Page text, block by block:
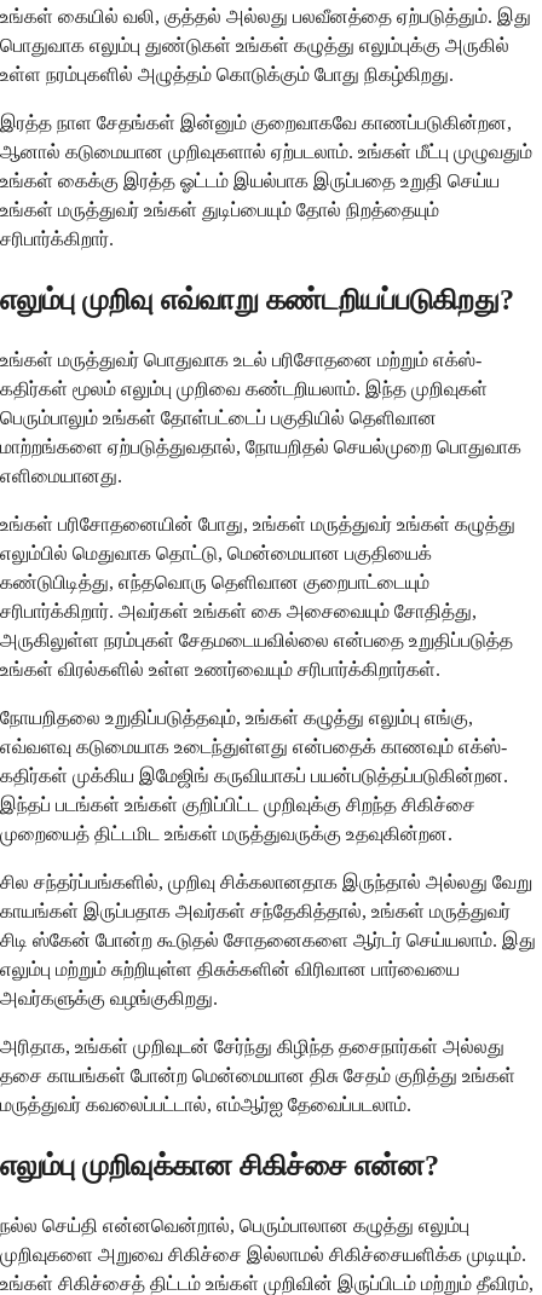
உங்கள் கையில் வலி, குத்தல் அல்லது பலவீனத்தை ஏற்படுத்தும். இது
பொதுவாக எலும்பு துண்டுகள் உங்கள் கழுத்து எலும்புக்கு அருகில்
உள்ள நரம்புகளில் அழுத்தம் கொடுக்கும் போது நிகழ்கிறது.
இரத்த நாள சேதங்கள் இன்னும் குறைவாகவே காணப்படுகின்றன,
ஆனால் கடுமையான முறிவுகளால் ஏற்படலாம். உங்கள் மீட்பு முழுவதும்
உங்கள் கைக்கு இரத்த ஓட்டம் இயல்பாக இருப்பதை உறுதி செய்ய
உங்கள் மருத்துவர் உங்கள் துடிப்பையும் தோல் நிறத்தையும்
சரிபார்க்கிறார்.
எலும்பு முறிவு எவ்வாறு கண்டறியப்படுகிறது?
உங்கள் மருத்துவர் பொதுவாக உடல் பரிசோதனை மற்றும் எக்ஸ்-
கதிர்கள் மூலம் எலும்பு முறிவை கண்டறியலாம். இந்த முறிவுகள்
பெரும்பாலும் உங்கள் தோள்பட்டைப் பகுதியில் தெளிவான
மாற்றங்களை ஏற்படுத்துவதால், நோயறிதல் செயல்முறை பொதுவாக
எளிமையானது.
உங்கள் பரிசோதனையின் போது, ​​உங்கள் மருத்துவர் உங்கள் கழுத்து
எலும்பில் மெதுவாக தொட்டு, மென்மையான பகுதியைக்
கண்டுபிடித்து, எந்தவொரு தெளிவான குறைபாட்டையும்
சரிபார்க்கிறார். அவர்கள் உங்கள் கை அசைவையும் சோதித்து,
அருகிலுள்ள நரம்புகள் சேதமடையவில்லை என்பதை உறுதிப்படுத்த
உங்கள் விரல்களில் உள்ள உணர்வையும் சரிபார்க்கிறார்கள்.
நோயறிதலை உறுதிப்படுத்தவும், உங்கள் கழுத்து எலும்பு எங்கு,
எவ்வளவு கடுமையாக உடைந்துள்ளது என்பதைக் காணவும் எக்ஸ்-
கதிர்கள் முக்கிய இமேஜிங் கருவியாகப் பயன்படுத்தப்படுகின்றன.
இந்தப் படங்கள் உங்கள் குறிப்பிட்ட முறிவுக்கு சிறந்த சிகிச்சை
முறையைத் திட்டமிட உங்கள் மருத்துவருக்கு உதவுகின்றன.
சில சந்தர்ப்பங்களில், முறிவு சிக்கலானதாக இருந்தால் அல்லது வேறு
காயங்கள் இருப்பதாக அவர்கள் சந்தேகித்தால், உங்கள் மருத்துவர்
சிடி ஸ்கேன் போன்ற கூடுதல் சோதனைகளை ஆர்டர் செய்யலாம். இது
எலும்பு மற்றும் சுற்றியுள்ள திசுக்களின் விரிவான பார்வையை
அவர்களுக்கு வழங்குகிறது.
அரிதாக, உங்கள் முறிவுடன் சேர்ந்து கிழிந்த தசைநார்கள் அல்லது
தசை காயங்கள் போன்ற மென்மையான திசு சேதம் குறித்து உங்கள்
மருத்துவர் கவலைப்பட்டால், எம்ஆர்ஐ தேவைப்படலாம்.
எலும்பு முறிவுக்கான சிகிச்சை என்ன?
நல்ல செய்தி என்னவென்றால், பெரும்பாலான கழுத்து எலும்பு
முறிவுகளை அறுவை சிகிச்சை இல்லாமல் சிகிச்சையளிக்க முடியும்.
உங்கள் சிகிச்சைத் திட்டம் உங்கள் முறிவின் இருப்பிடம் மற்றும் தீவிரம்,